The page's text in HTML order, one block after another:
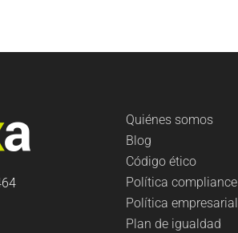
Quiénes somos
Blog
Código ético
Política compliance
Política empresarial
Plan de igualdad